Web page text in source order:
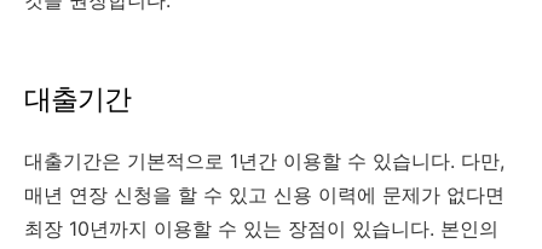
대출기간
대출기간은 기본적으로 1년간 이용할 수 있습니다. 다만,
매년 연장 신청을 할 수 있고 신용 이력에 문제가 없다면
최장 10년까지 이용할 수 있는 장점이 있습니다. 본인의